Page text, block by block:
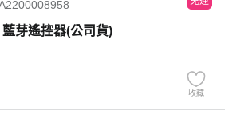
芽遙控器(公司貨)
收藏